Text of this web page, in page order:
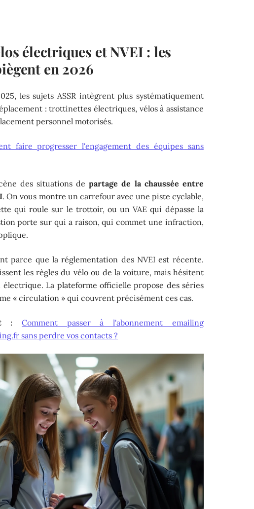
électriques et NVEI : les
en 2026
les sujets ASSR intègrent plus systématiquement
: trottinettes électriques, vélos à assistance
personnel motorisés.
faire progresser l'engagement des équipes sans
des situations departage de la chaussée entre
. On vous montre un carrefour avec une piste cyclable,
qui roule sur le trottoir, ou un VAE qui dépasse la
porte sur qui a raison, qui commet une infraction,
parce que la réglementation des NVEI est récente.
les règles du vélo ou de la voiture, mais hésitent
électrique. La plateforme officielle propose des séries
« circulation » qui couvrent précisément ces cas.
:
Comment passer à l'abonnement emailing
sans perdre vos contacts ?